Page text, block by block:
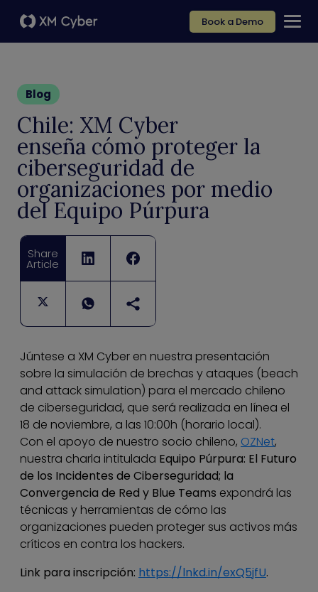
Book a Demo
Blog
Chile: XM Cyber
enseña cómo proteger la
ciberseguridad de
organizaciones por medio
del Equipo Púrpura
Share
Article
Júntese a XM Cyber en nuestra presentación
sobre la simulación de brechas y ataques (beach
and attack simulation) para el mercado chileno
de ciberseguridad, que será realizada en línea el
18 de noviembre, a las 10:00h (horario local).
Con el apoyo de nuestro socio chileno, OZNet,
nuestra charla intitulada Equipo Púrpura: El Futuro
de los Incidentes de Ciberseguridad; la
Convergencia de Red y Blue Teams expondrá las
técnicas y herramientas de cómo las
organizaciones pueden proteger sus activos más
críticos en contra los hackers.
Link para inscripción: https://lnkd.in/exQ5jfU.